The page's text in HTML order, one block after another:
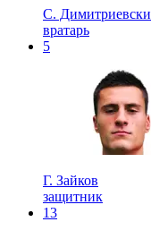
С. Димитриевски
вратарь
5
Г. Зайков
защитник
13